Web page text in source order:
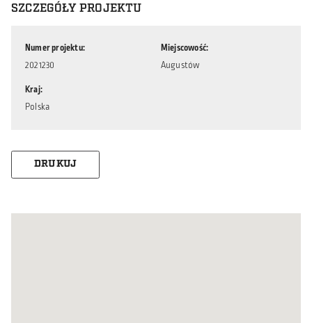
SZCZEGÓŁY PROJEKTU
Numer projektu
2021230
Kraj
Polska
Miejscowość
Augustów
DRUKUJ